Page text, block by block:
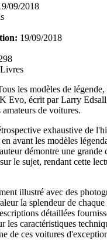
09/2018
19/09/2018
les modèles de
Evo, écrit par Larry
de voitures.
exhaustive de
avant les modèles
démontre une grande
le sujet, rendant cette
illustré avec des
la splendeur de chaque
détaillées
les caractéristiques
de ces voitures